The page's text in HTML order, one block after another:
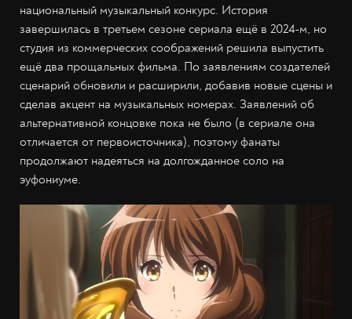
национальный музыкальный конкурс. История
завершилась в третьем сезоне сериала ещё в 2024-м, но
студия из коммерческих соображений решила выпустить
ещё два прощальных фильма. По заявлениям создателей
сценарий обновили и расширили, добавив новые сцены и
сделав акцент на музыкальных номерах. Заявлений об
альтернативной концовке пока не было (в сериале она
отличается от первоисточника), поэтому фанаты
продолжают надеяться на долгожданное соло на
эуфониуме.